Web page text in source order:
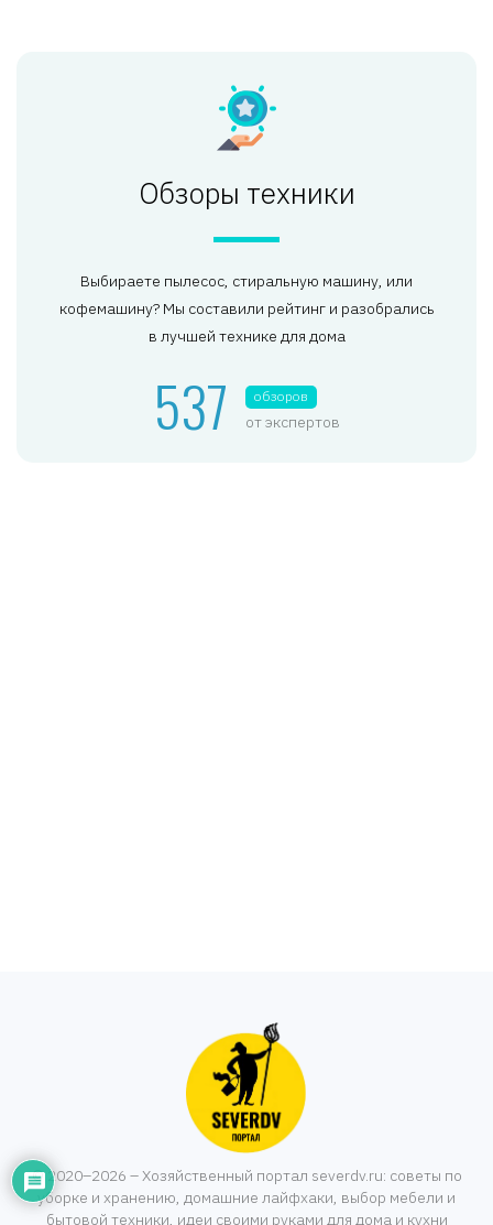
Обзоры техники
Выбираете пылесос, стиральную машину, или
кофемашину? Мы составили рейтинг и разобрались
в лучшей технике для дома
537 обзоров
от экспертов
© 2020–2026 – Хозяйственный портал severdv.ru: советы по
уборке и хранению, домашние лайфхаки, выбор мебели и
бытовой техники, идеи своими руками для дома и кухни